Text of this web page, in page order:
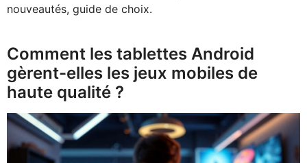
nouveautés, guide de choix.
Comment les tablettes Android
gèrent-elles les jeux mobiles de
haute qualité ?